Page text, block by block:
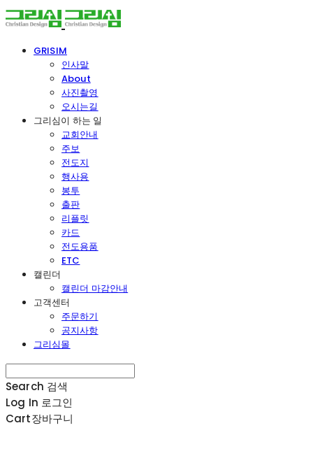
GRISIM
인사말
About
사진촬영
오시는길
그리심이 하는 일
교회안내
주보
전도지
행사용
봉투
출판
리플릿
카드
전도용품
ETC
캘린더
캘린더 마감안내
고객센터
주문하기
공지사항
그리심몰
Search 검색
Log In 로그인
Cart장바구니